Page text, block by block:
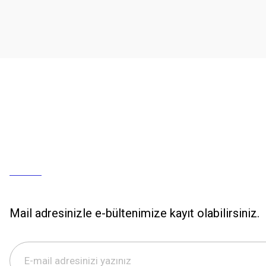
Mail adresinizle e-bültenimize kayıt olabilirsiniz.